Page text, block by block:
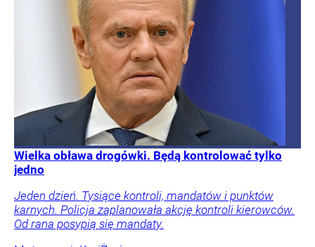
Wielka obława drogówki. Będą kontrolować tylko
jedno
Jeden dzień. Tysiące kontroli, mandatów i punktów
karnych. Policja zaplanowała akcję kontroli kierowców.
Od rana posypią się mandaty.